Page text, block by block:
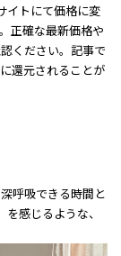
イトにて価格に変
正確な最新価格や
ください。記事で
還元されることが
呼吸できる時間と
感じるような、